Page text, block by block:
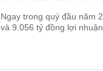
Ngay trong quý đầu năm
và 9.056 tỷ đồng lợi